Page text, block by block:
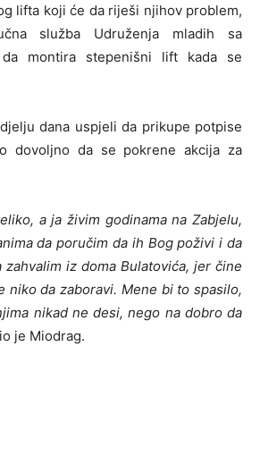
lifta koji će da riješi njihov problem,
služba Udruženja mladih sa
montira stepenišni lift kada se
dana uspjeli da prikupe potpise
dovoljno da se pokrene akcija za
a ja živim godinama na Zabjelu,
da poručim da ih Bog poživi i da
iz doma Bulatovića, jer čine
niko da zaboravi. Mene bi to spasilo,
nikad ne desi, nego na dobro da
je Miodrag.